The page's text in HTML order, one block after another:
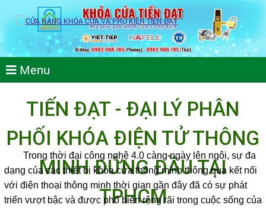
Menu
TIẾN ĐẠT - ĐẠI LÝ PHÂN
PHỐI KHÓA ĐIỆN TỬ THÔNG
MINH ĐỨNG ĐẦU TẠI
TPHCM
Trong thời đại công nghệ 4.0 càng ngày lên ngôi, sự đa
dạng của các thiết bị khóa cửa thông minh thông qua kết nối
với điện thoại thông minh thời gian gần đây đã có sự phát
triển vượt bậc và được phổ biến rộng rãi trong cuộc sống của